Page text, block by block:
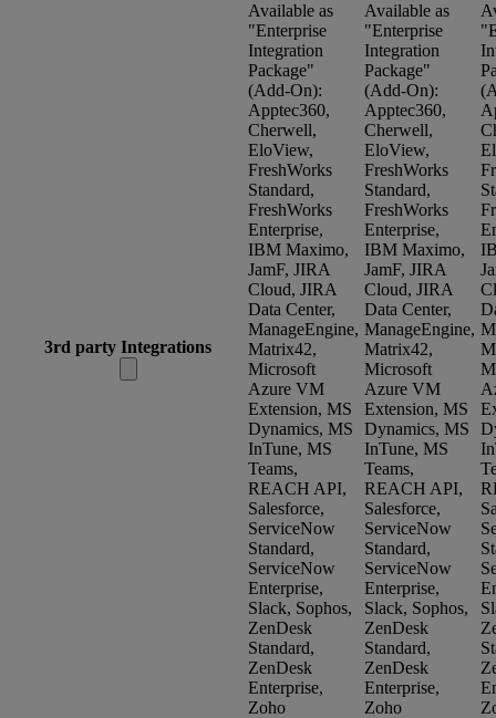
3rd party Integrations
Available as
"Enterprise
Integration
Package"
(Add-On):
Apptec360,
Cherwell,
EloView,
FreshWorks
Standard,
FreshWorks
Enterprise,
IBM Maximo,
JamF, JIRA
Cloud, JIRA
Data Center,
ManageEngine,
Matrix42,
Microsoft
Azure VM
Extension, MS
Dynamics, MS
InTune, MS
Teams,
REACH API,
Salesforce,
ServiceNow
Standard,
ServiceNow
Enterprise,
Slack, Sophos,
ZenDesk
Standard,
ZenDesk
Enterprise,
Zoho
Available as
"Enterprise
Integration
Package"
(Add-On):
Apptec360,
Cherwell,
EloView,
FreshWorks
Standard,
FreshWorks
Enterprise,
IBM Maximo,
JamF, JIRA
Cloud, JIRA
Data Center,
ManageEngine,
Matrix42,
Microsoft
Azure VM
Extension, MS
Dynamics, MS
InTune, MS
Teams,
REACH API,
Salesforce,
ServiceNow
Standard,
ServiceNow
Enterprise,
Slack, Sophos,
ZenDesk
Standard,
ZenDesk
Enterprise,
Zoho